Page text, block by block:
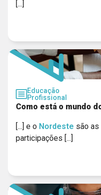
[...]
Educação
Profissional
Como está o mundo
[...] e o Nordeste são
participações [...]